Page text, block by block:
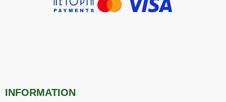
INFORMATION